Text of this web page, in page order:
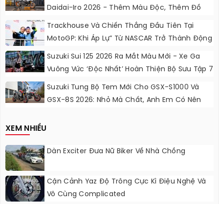
Daidai-Iro 2026 - Thêm Màu Độc, Thêm Đồ
Chơi, Thêm Cá Tính
Trackhouse Và Chiến Thắng Đầu Tiên Tại
MotoGP: Khi Áp Lự” Từ NASCAR Trở Thành Động
Lực Ngọt Ngào
Suzuki Sui 125 2026 Ra Mắt Màu Mới - Xe Ga
Vuông Vức ‘độc Nhất’ Hoàn Thiện Bộ Sưu Tập 7
Sắc Cầu Vồng
Suzuki Tung Bộ Tem Mới Cho GSX-S1000 Và
GSX-8S 2026: Nhỏ Mà Chất, Anh Em Có Nên
XEM NHIỀU
Dàn Exciter Đưa Nữ Biker Về Nhà Chồng
Cận Cảnh Yaz Độ Trông Cực Kì Điệu Nghệ Và
Vô Cùng Complicated